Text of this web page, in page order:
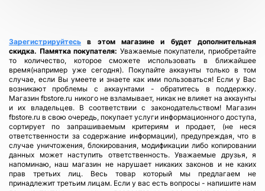
Зарегистрируйтесь
в этом магазине и будет дополнительная
скидка. Памятка покупателя: Уважаемые покупатели, приобретайте
то количество, которое сможете использовать в ближайшее
время(например уже сегодня). Покупайте аккаунты только в том
случае, если Вы умеете и знаете как ими пользоваться! Если у Вас
возникают проблемы с аккаунтами - обратитесь в поддержку.
Магазин fbstore.ru никого не взламывает, никак не влияет на аккаунты
и их владельцев. В соответствии с законодательством! Магазин
fbstore.ru в свою очередь, покупает услуги информационного доступа,
сортирует по запрашиваемым критериям и продает, (не неся
ответственности за содержание информации), предупреждая, что в
случае уничтожения, блокирования, модификации либо копировании
данных может наступить ответственность. Уважаемые друзья, я
напоминаю, наш магазин не нарушает никаких законов и не каких
прав третьих лиц. Весь товар который мы предлагаем не
принадлежит третьим лицам. Если у вас есть вопросы - напишите нам